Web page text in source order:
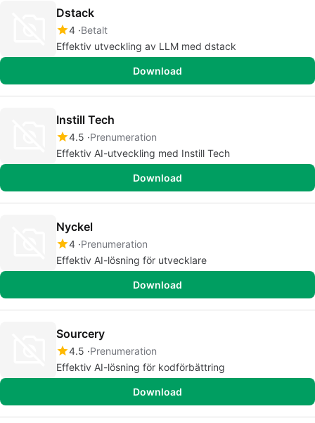
Dstack
4 Betalt
Effektiv utveckling av LLM med dstack
Download
Instill Tech
4.5 Prenumeration
Effektiv AI-utveckling med Instill Tech
Download
Nyckel
4 Prenumeration
Effektiv AI-lösning för utvecklare
Download
Sourcery
4.5 Prenumeration
Effektiv AI-lösning för kodförbättring
Download